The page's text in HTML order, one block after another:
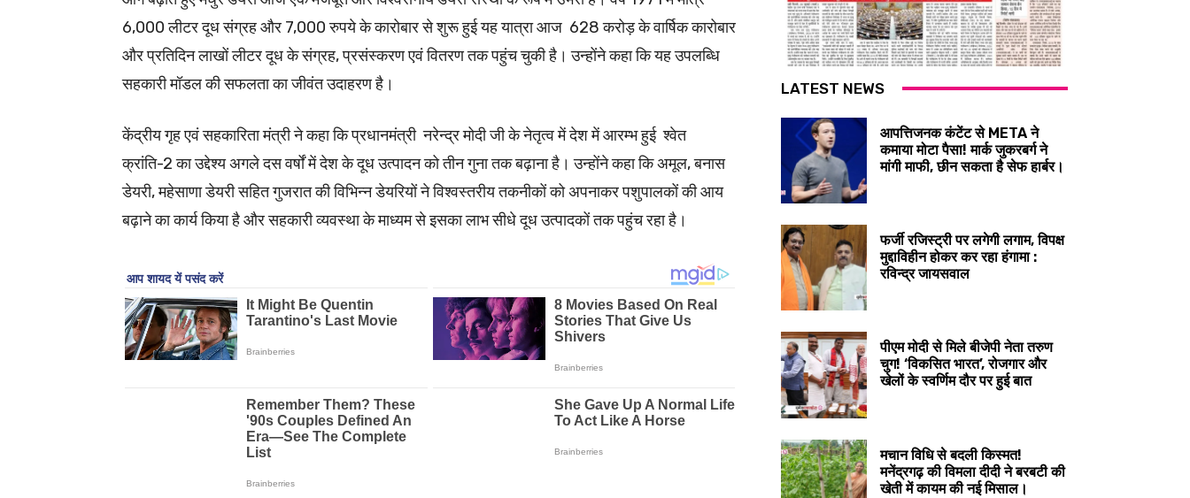
6,000 लीटर दूध संग्रह और 7,000 रुपये के कारोबार से शुरू हुई यह यात्रा आज 628 करोड़ के वार्षिक कारोबार
और प्रतिदिन लाखों लीटर दूध के संग्रह, प्रसंस्करण एवं वितरण तक पहुंच चुकी है। उन्होंने कहा कि यह उपलब्धि
सहकारी मॉडल की सफलता का जीवंत उदाहरण है।
केंद्रीय गृह एवं सहकारिता मंत्री ने कहा कि प्रधानमंत्री नरेन्द्र मोदी जी के नेतृत्व में देश में आरम्भ हुई श्वेत
क्रांति-2 का उद्देश्य अगले दस वर्षों में देश के दूध उत्पादन को तीन गुना तक बढ़ाना है। उन्होंने कहा कि अमूल, बनास
डेयरी, महेसाणा डेयरी सहित गुजरात की विभिन्न डेयरियों ने विश्वस्तरीय तकनीकों को अपनाकर पशुपालकों की आय
बढ़ाने का कार्य किया है और सहकारी व्यवस्था के माध्यम से इसका लाभ सीधे दूध उत्पादकों तक पहुंच रहा है।
LATEST NEWS
आपत्तिजनक कंटेंट से META ने
कमाया मोटा पैसा! मार्क जुकरबर्ग ने
मांगी माफी, छीन सकता है सेफ हार्बर।
फर्जी रजिस्ट्री पर लगेगी लगाम, विपक्ष
मुद्दाविहीन होकर कर रहा हंगामा :
रविन्द्र जायसवाल
पीएम मोदी से मिले बीजेपी नेता तरुण
चुग! ‘विकसित भारत’, रोजगार और
खेलों के स्वर्णिम दौर पर हुई बात
मचान विधि से बदली किस्मत!
मनेंद्रगढ़ की विमला दीदी ने बरबटी की
खेती में कायम की नई मिसाल।